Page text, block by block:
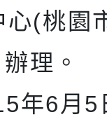
心(桃園
理。
年6月